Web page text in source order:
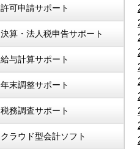
許可申請サポート
決算・法人税申告サポート
給与計算サポート
年末調整サポート
税務調査サポート
クラウド型会計ソフト